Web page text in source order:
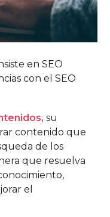
en SEO
con el SEO
su
contenido que
de los
que resuelva
el